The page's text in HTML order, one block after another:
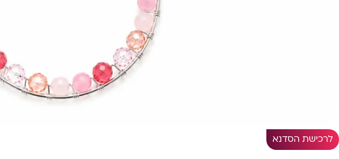
לרכישת הסדנא